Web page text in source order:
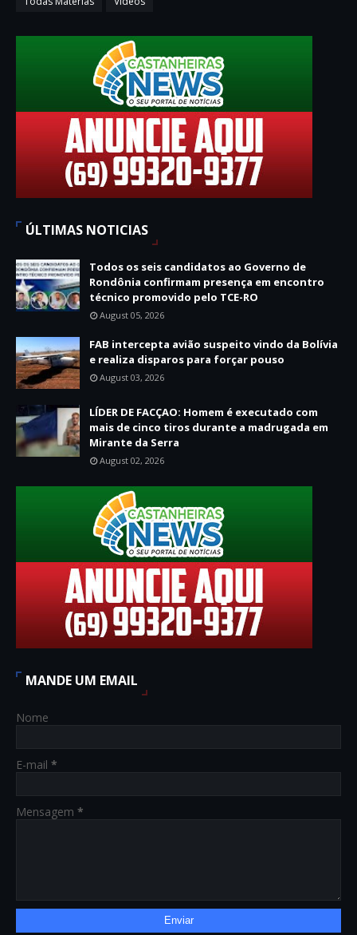
ÚLTIMAS NOTICIAS
Todos os seis candidatos ao Governo de
Rondônia confirmam presença em encontro
técnico promovido pelo TCE-RO
August 05, 2026
FAB intercepta avião suspeito vindo da Bolívia
e realiza disparos para forçar pouso
August 03, 2026
LÍDER DE FACÇAO: Homem é executado com
mais de cinco tiros durante a madrugada em
Mirante da Serra
August 02, 2026
MANDE UM EMAIL
Nome
E-mail *
Mensagem *